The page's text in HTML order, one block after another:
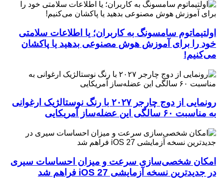
اولتیماتوم سامسونگ به کاربران؛ یا اطلاعات سلامتی
خود را برای آموزش هوش مصنوعی بدهید یا پاکشان
می‌کنیم!
رونمایی از دوج چارجر ۲۰۲۷ با رنگ نوستالژیک ارغوانی
به مناسبت ۶۰ سالگی این عضله‌ساز آمریکایی
امکان شخصی‌سازی سرعت و میزان احساسات سیری
در جدیدترین نسخه آزمایشی iOS 27 فراهم شد